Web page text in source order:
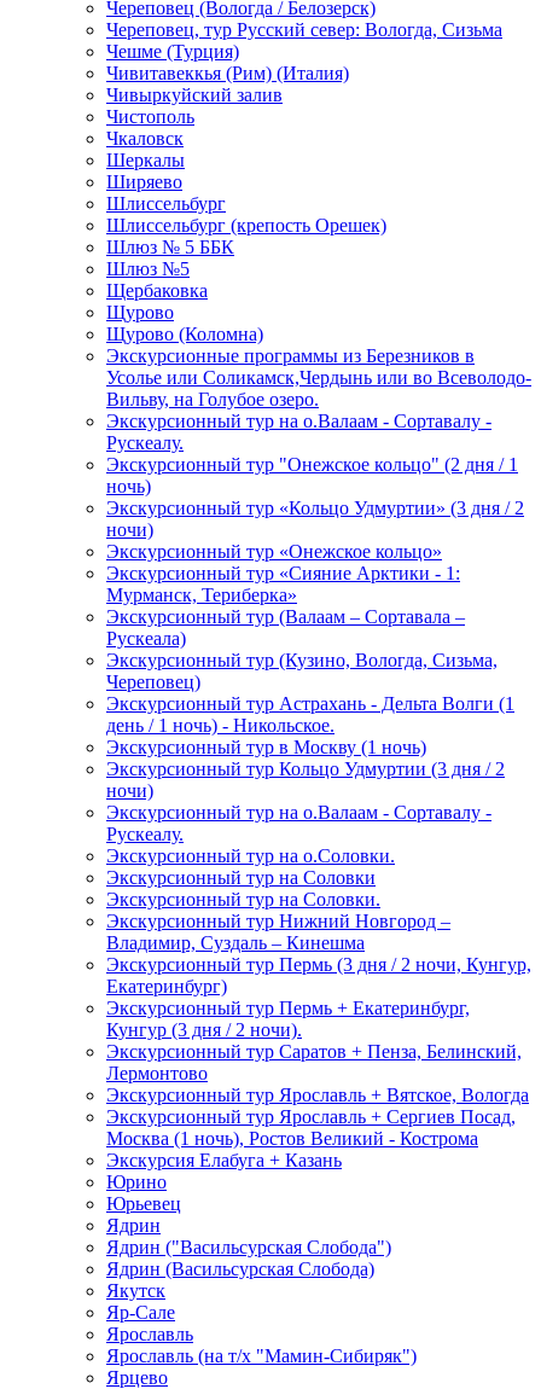
Череповец (Вологда / Белозерск)
Череповец, тур Русский север: Вологда, Сизьма
Чешме (Турция)
Чивитавеккья (Рим) (Италия)
Чивыркуйский залив
Чистополь
Чкаловск
Шеркалы
Ширяево
Шлиссельбург
Шлиссельбург (крепость Орешек)
Шлюз № 5 ББК
Шлюз №5
Щербаковка
Щурово
Щурово (Коломна)
Экскурсионные программы из Березников в
Усолье или Соликамск,Чердынь или во Всеволодо-
Вильву, на Голубое озеро.
Экскурсионный тур на о.Валаам - Сортавалу -
Рускеалу.
Экскурсионный тур "Онежское кольцо" (2 дня / 1
ночь)
Экскурсионный тур «Кольцо Удмуртии» (3 дня / 2
ночи)
Экскурсионный тур «Онежское кольцо»
Экскурсионный тур «Сияние Арктики - 1:
Мурманск, Териберка»
Экскурсионный тур (Валаам – Сортавала –
Рускеала)
Экскурсионный тур (Кузино, Вологда, Сизьма,
Череповец)
Экскурсионный тур Астрахань - Дельта Волги (1
день / 1 ночь) - Никольское.
Экскурсионный тур в Москву (1 ночь)
Экскурсионный тур Кольцо Удмуртии (3 дня / 2
ночи)
Экскурсионный тур на о.Валаам - Сортавалу -
Рускеалу.
Экскурсионный тур на о.Соловки.
Экскурсионный тур на Соловки
Экскурсионный тур на Соловки.
Экскурсионный тур Нижний Новгород –
Владимир, Суздаль – Кинешма
Экскурсионный тур Пермь (3 дня / 2 ночи, Кунгур,
Екатеринбург)
Экскурсионный тур Пермь + Екатеринбург,
Кунгур (3 дня / 2 ночи).
Экскурсионный тур Саратов + Пенза, Белинский,
Лермонтово
Экскурсионный тур Ярославль + Вятское, Вологда
Экскурсионный тур Ярославль + Сергиев Посад,
Москва (1 ночь), Ростов Великий - Кострома
Экскурсия Елабуга + Казань
Юрино
Юрьевец
Ядрин
Ядрин ("Васильсурская Слобода")
Ядрин (Васильсурская Слобода)
Якутск
Яр-Сале
Ярославль
Ярославль (на т/х "Мамин-Сибиряк")
Ярцево